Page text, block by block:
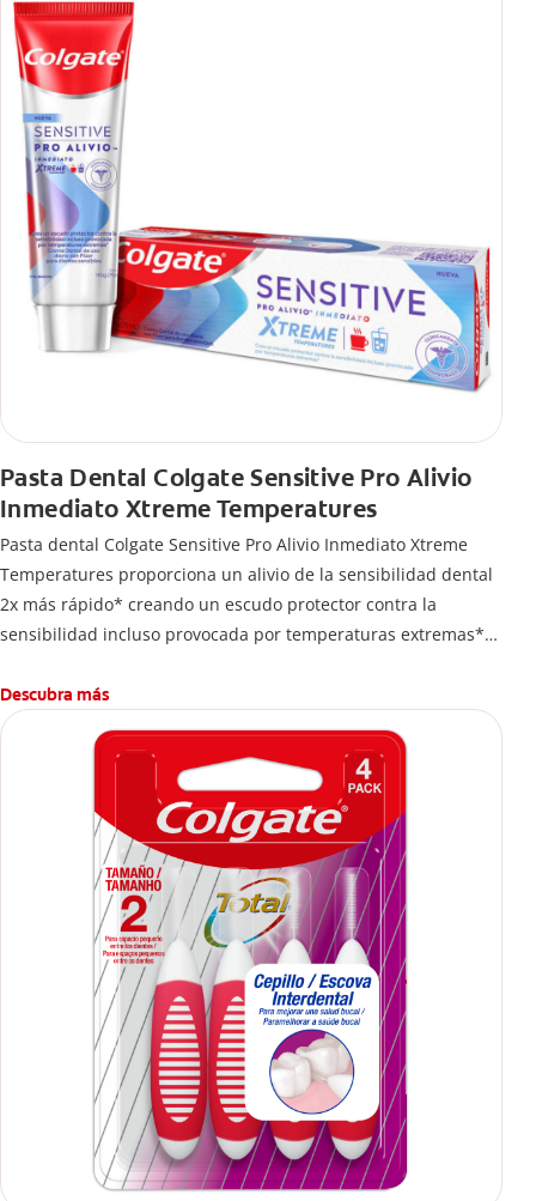
Pasta Dental Colgate Sensitive Pro Alivio
Inmediato Xtreme Temperatures
Pasta dental Colgate Sensitive Pro Alivio Inmediato Xtreme
Temperatures proporciona un alivio de la sensibilidad dental
2x más rápido* creando un escudo protector contra la
sensibilidad incluso provocada por temperaturas extremas**.
estudios clínicos publicados
**Con uso regularr
Descubra más